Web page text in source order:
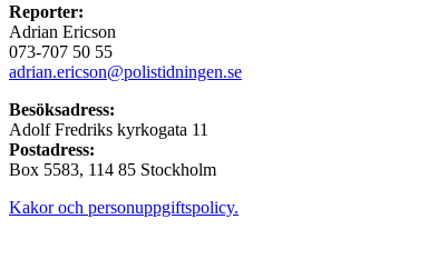
Reporter:
Adrian Ericson
073-707 50 55
adrian.ericson@polistidningen.se
Besöksadress:
Adolf Fredriks kyrkogata 11
Postadress:
Box 5583, 114 85 Stockholm
Kakor och personuppgiftspolicy.